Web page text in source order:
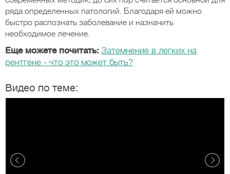
ряда определенных патологий. Благодаря ей можно
быстро распознать заболевание и назначить
необходимое лечение.
Еще можете почитать: Затемнение в легких на
рентгене - что это может быть?
Видео по теме: